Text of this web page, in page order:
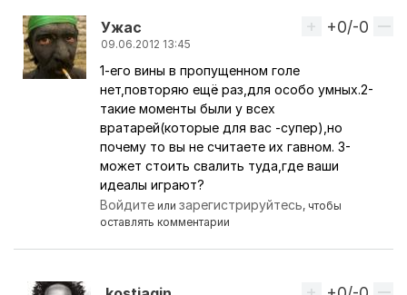
Ужас
09.06.2012 13:45
Ответ на комментарий пользователя kostjagin
Вверх
+0/-0
1-его вины в пропущенном голе
нет,повторяю ещё раз,для особо умных.2-
такие моменты были у всех
вратарей(которые для вас -супер),но
почему то вы не считаете их гавном. 3-
может стоить свалить туда,где ваши
идеалы играют?
Войдите илизарегистрируйтесь, чтобы
оставлять комментарии